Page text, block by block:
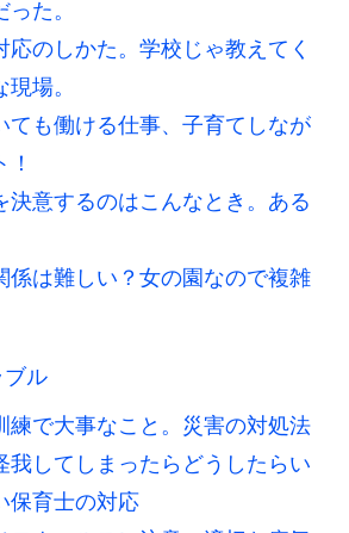
た。
応のしかた。学校じゃ教えてく
場。
ても働ける仕事、子育てしなが
決意するのはこんなとき。ある
係は難しい？女の園なので複雑
ブル
練で大事なこと。災害の対処法
我してしまったらどうしたらい
育士の対応